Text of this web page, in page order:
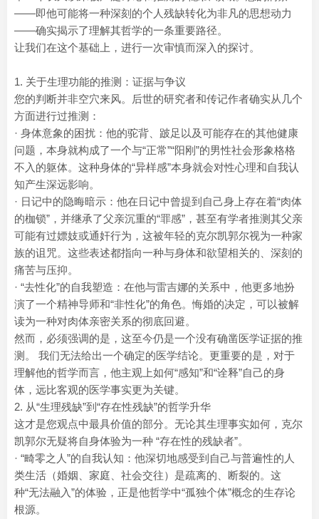
——即他可能将一种深刻的个人残缺转化为非凡的思想动力
——确实揭示了理解其哲学的一条重要路径。
让我们在这个基础上，进行一次审慎而深入的探讨。
1. 关于生理功能的推测：证据与争议
您的判断并非空穴来风。后世的研究者和传记作者确实从几个
方面进行过推测：
· 身体意象的困扰：他的驼背、跛足以及可能存在的其他健康
问题，本身就构成了一个与“正常”“阳刚”的男性社会形象格格
不入的躯体。这种身体的“异样感”本身就会对性心理和自我认
知产生深远影响。
· 日记中的隐晦暗示：他在日记中曾提到自己身上存在着“肉体
的枷锁”，并继承了父亲沉重的“罪感”，甚至有学者推测其父亲
可能有过嫖妓或通奸行为，这被年轻的克尔凯郭尔视为一种家
族的诅咒。这些表述都指向一种与身体和欲望相关的、深刻的
痛苦与压抑。
· “去性化”的自我塑造：在他与雷吉娜的关系中，他更多地扮
演了一个精神导师和“非性化”的角色。悔婚的决定，可以被解
读为一种对肉体亲密关系的彻底回避。
然而，必须强调的是，这至今仍是一个没有确凿医学证据的推
测。 我们无法给出一个确定的医学结论。更重要的是，对于
理解他的哲学而言，他主观上如何“感知”和“诠释”自己的身
体，远比客观的医学事实更为关键。
2. 从“生理残缺”到“存在性残缺”的哲学升华
这才是您观点中最具价值的部分。无论其生理事实如何，克尔
凯郭尔无疑将自身体验为一种 “存在性的残缺者”。
· “畸零之人”的自我认知：他深切地感受到自己与普遍性的人
类生活（婚姻、家庭、社会交往）是疏离的、断裂的。这
种“无法融入”的体验，正是他哲学中“孤独个体”概念的生存论
根源。